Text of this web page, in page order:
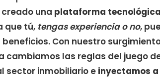
creado una plataforma
que tú, tengas experiencia o no,
Con nuestro
cambiamos las reglas del juego
sector inmobiliario e inyectamos